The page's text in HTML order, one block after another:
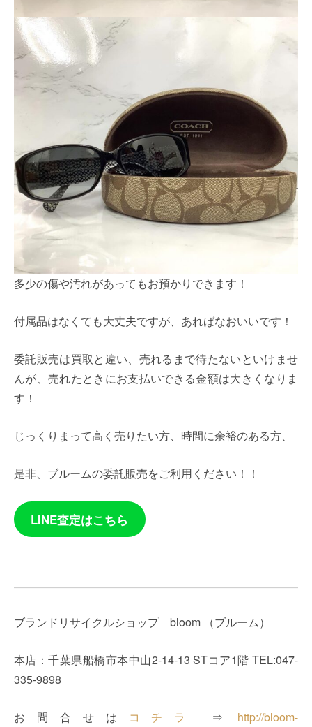
多少の傷や汚れがあってもお預かりできます！
付属品はなくても大丈夫ですが、あればなおいいです！
委託販売は買取と違い、売れるまで待たないといけませ
んが、売れたときにお支払いできる金額は大きくなりま
す！
じっくりまって高く売りたい方、時間に余裕のある方、
是非、ブルームの委託販売をご利用ください！！
LINE査定はこちら
ブランドリサイクルショップ bloom （ブルーム）
本店：千葉県船橋市本中山2-14-13 STコア1階 TEL:047-
335-9898
お問合せは コチラ ⇒ http://bloom-